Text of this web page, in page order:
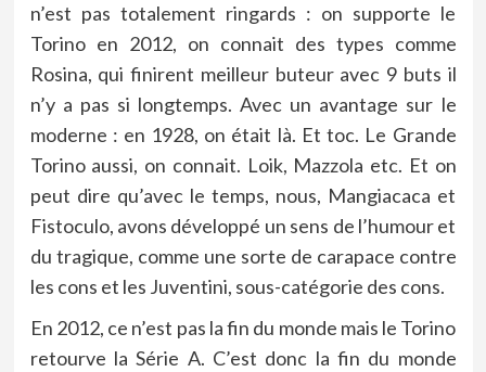
n’est pas totalement ringards : on supporte le
Torino en 2012, on connait des types comme
Rosina, qui finirent meilleur buteur avec 9 buts il
n’y a pas si longtemps. Avec un avantage sur le
moderne : en 1928, on était là. Et toc. Le Grande
Torino aussi, on connait. Loik, Mazzola etc. Et on
peut dire qu’avec le temps, nous, Mangiacaca et
Fistoculo, avons développé un sens de l’humour et
du tragique, comme une sorte de carapace contre
les cons et les Juventini, sous-catégorie des cons.
En 2012, ce n’est pas la fin du monde mais le Torino
retourve la Série A. C’est donc la fin du monde